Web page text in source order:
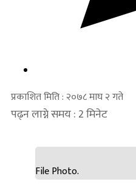
प्रकाशित मिति : २०७८ माघ २ गते
पढ्न लाग्ने समय : 2 मिनेट
File Photo.